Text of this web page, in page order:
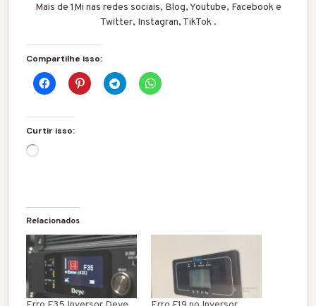
Mais de 1Mi nas redes sociais, Blog, Youtube, Facebook e
Twitter, Instagran, TikTok .
Compartilhe isso:
Curtir isso:
C
g
n
.
Relacionados